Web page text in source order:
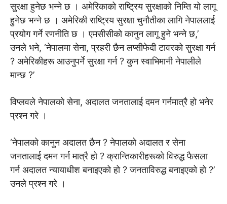
सुरक्षा हुनेछ भन्ने छ । अमेरिकाको राष्ट्रिय सुरक्षाको निम्ति यो लागू
हुनेछ भन्ने छ । अमेरिकी राष्ट्रिय सुरक्षा चुनौतीका लागि नेपाललाई
प्रयोग गर्ने रणनीति छ । एमसीसीको कानुन लागू हुने भन्ने छ,’
उनले भने, ‘नेपालमा सेना, प्रहरी छैन लप्सीफेदी टावरको सुरक्षा गर्न
? अमेरिकीहरू आउनुपर्ने सुरक्षा गर्न ? कुन स्वाभिमानी नेपालीले
मान्छ ?’
विप्लवले नेपालको सेना, अदालत जनतालाई दमन गर्नमात्रै हो भनेर
प्रश्न गरे ।
‘नेपालको कानुन अदालत छैन ? नेपालको अदालत र सेना
जनतालाई दमन गर्न मात्रै हो ? क्रान्तिकारीहरूको विरुद्ध फैसला
गर्न अदालत न्यायाधीश बनाइएको हो ? जनताविरुद्ध बनाइएको हो ?’
उनले प्रश्न गरे ।